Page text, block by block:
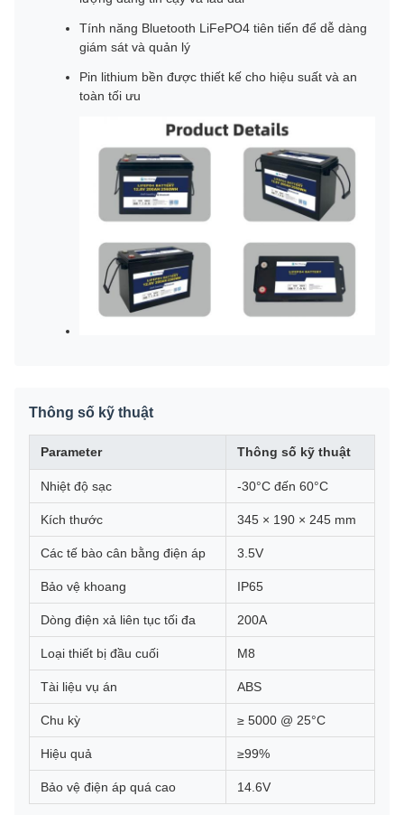
Tính năng Bluetooth LiFePO4 tiên tiến để dễ dàng
giám sát và quản lý
Pin lithium bền được thiết kế cho hiệu suất và an
toàn tối ưu
Thông số kỹ thuật
Parameter Thông số kỹ thuật
Nhiệt độ sạc -30°C đến 60°C
Kích thước 345 × 190 × 245 mm
Các tế bào cân bằng điện áp 3.5V
Bảo vệ khoang IP65
Dòng điện xả liên tục tối đa 200A
Loại thiết bị đầu cuối M8
Tài liệu vụ án ABS
Chu kỳ ≥ 5000 @ 25°C
Hiệu quả ≥99%
Bảo vệ điện áp quá cao 14.6V